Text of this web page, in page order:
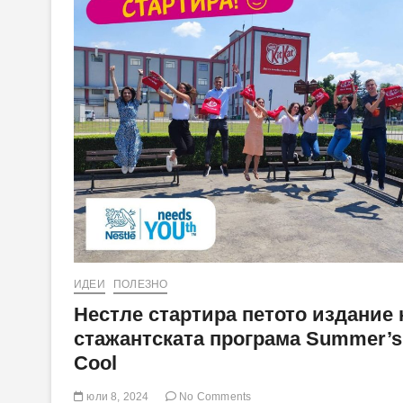
ИДЕИ ПОЛЕЗНО
Нестле стартира петото издание
стажантската програма Summer’s
Cool
юли 8, 2024 No Comments